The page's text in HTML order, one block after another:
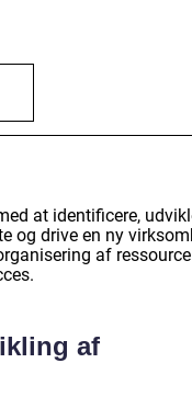
at identificere,
og drive en ny
af
af